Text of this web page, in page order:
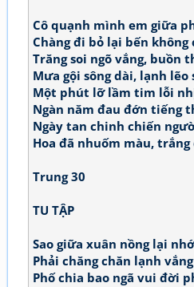
Cô quạnh mình em giữa
Chàng đi bỏ lại bến không
Trăng soi ngõ vắng, buồn
Mưa gội sông dài, lạnh lẽo
Một phút lỡ lầm tim lỗi
Ngàn năm đau đớn tiếng
Ngày tan chinh chiến
Hoa đã nhuốm màu, trắng
Trung 30
TU TẬP
Sao giữa xuân nồng lại
Phải chăng chăn lạnh
Phố chia bao ngã vui đời